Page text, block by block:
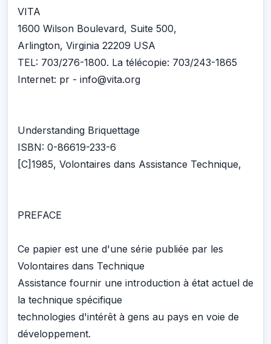
VITA
1600 Wilson Boulevard, Suite 500,
Arlington, Virginia 22209 USA
TEL: 703/276-1800. La télécopie: 703/243-1865
Internet: pr - info@vita.org
Understanding Briquettage
ISBN: 0-86619-233-6
[C]1985, Volontaires dans Assistance Technique,
PREFACE
Ce papier est une d'une série publiée par les
Volontaires dans Technique
Assistance fournir une introduction à état actuel de
la technique spécifique
technologies d'intérêt à gens au pays en voie de
développement.